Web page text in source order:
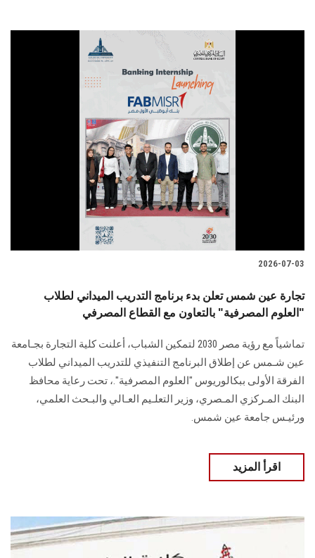
2026-07-03
تجارة عين شمس تعلن بدء برنامج التدريب الميداني لطلاب
"العلوم المصرفية" بالتعاون مع القطاع المصرفي
تماشياً مع رؤية مصر 2030 لتمكين الشباب، أعلنت كلية التجارة بجـامعة
عين شـمس عن إطلاق البرنامج التنفيذي للتدريب الميداني لطلاب
الفرقة الأولى ببكالوريوس "العلوم المصرفية".، تحت رعاية محافظ
البنك المـركزي المـصري، وزير التعلـيم العـالي والبـحث العلمي،
ورئيـس جامعة عين شمس.
اقرأ المزيد